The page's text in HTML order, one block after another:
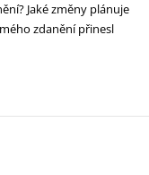
Jaké změny plánuje
zdanění přinesl